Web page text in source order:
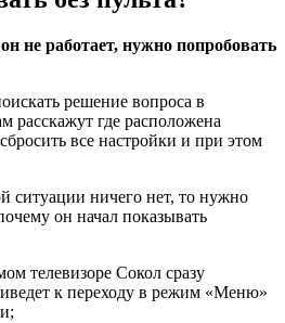
не работает, нужно попробовать
решение вопроса в
расскажут где расположена
все настройки и при этом
ситуации ничего нет, то нужно
он начал показывать
телевизоре Сокол сразу
к переходу в режим «Меню»